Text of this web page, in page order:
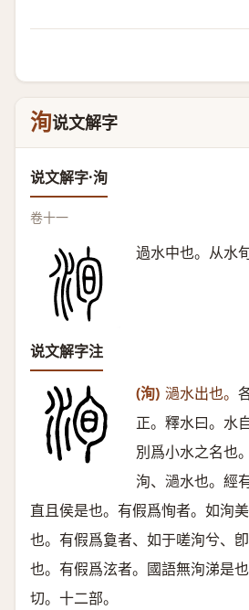
洵说文解字
说文解字·洵
卷十一
過水中也。从水
说文解字注
(洵) 濄水出也。
正。釋水曰。水
別爲小水之名也
洵、濄水也。經
直且侯是也。有假爲恂者。如洵
也。有假爲敻者、如于嗟洵兮、
也。有假爲泫者。國語無洵涕是也
切。十二部。